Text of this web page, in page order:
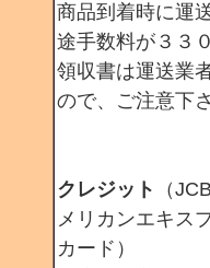
商品到着時に運
途手数料が３３
領収書は運送業
ので、ご注意下
クレジット
（
メリカンエキス
カード）